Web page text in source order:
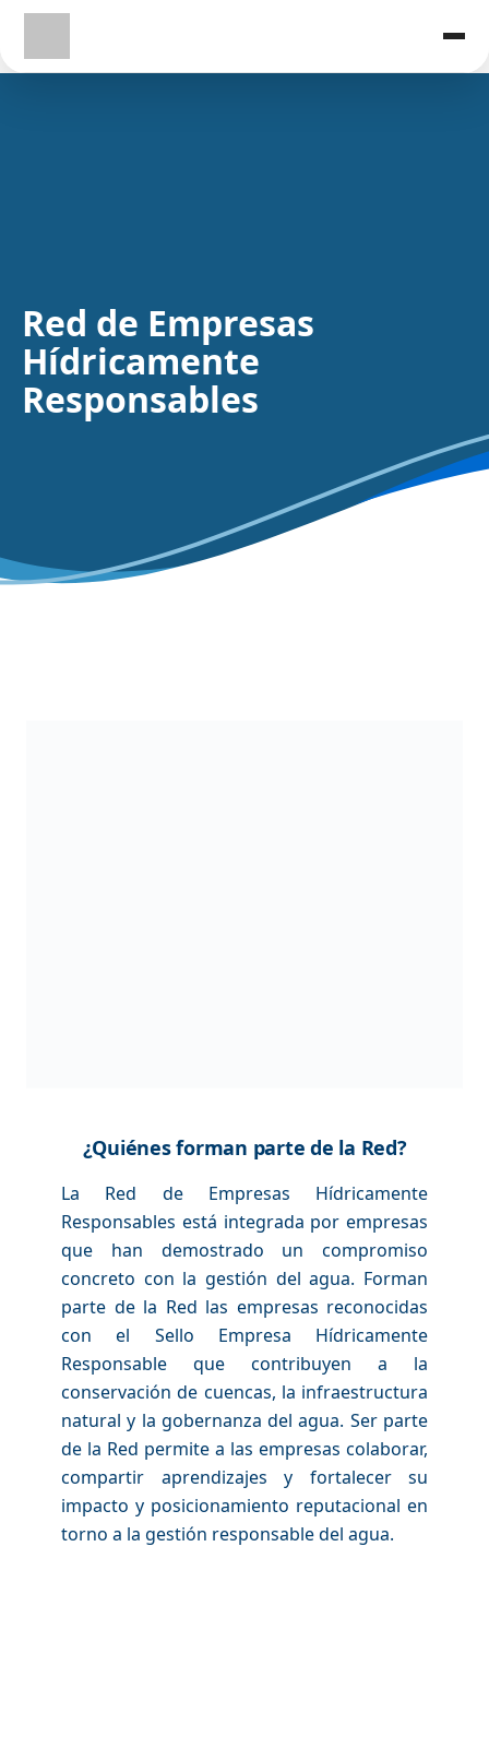
Red de Empresas
Hídricamente
Responsables
¿Quiénes forman parte de la Red?
La Red de Empresas Hídricamente
Responsables está integrada por empresas
que han demostrado un compromiso
concreto con la gestión del agua. Forman
parte de la Red las empresas reconocidas
con el Sello Empresa Hídricamente
Responsable que contribuyen a la
conservación de cuencas, la infraestructura
natural y la gobernanza del agua. Ser parte
de la Red permite a las empresas colaborar,
compartir aprendizajes y fortalecer su
impacto y posicionamiento reputacional en
torno a la gestión responsable del agua.